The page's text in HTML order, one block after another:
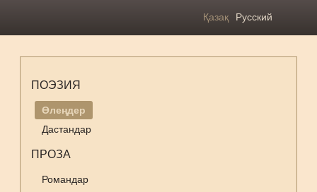
Қазақ Русский
ПОЭЗИЯ
Өлеңдер
Дастандар
ПРОЗА
Романдар